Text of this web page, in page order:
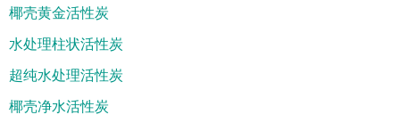
椰壳黄金活性炭
水处理柱状活性炭
超纯水处理活性炭
椰壳净水活性炭